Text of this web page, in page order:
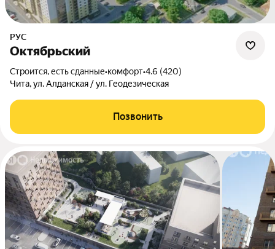
РУС
Октябрьский
Строится, есть сданные•комфорт•4.6 (420)
Чита, ул. Алданская / ул. Геодезическая
Позвонить